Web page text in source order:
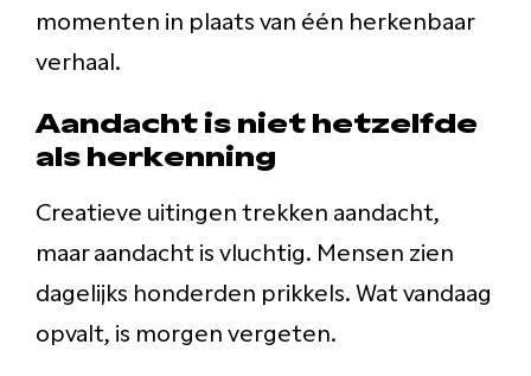
momenten in plaats van één herkenbaar
verhaal.
Aandacht is niet hetzelfde
als herkenning
Creatieve uitingen trekken aandacht,
maar aandacht is vluchtig. Mensen zien
dagelijks honderden prikkels. Wat vandaag
opvalt, is morgen vergeten.